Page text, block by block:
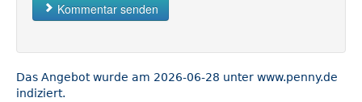
Kommentar senden
Das Angebot wurde am 2026-06-28 unter www.penny.de
indiziert.